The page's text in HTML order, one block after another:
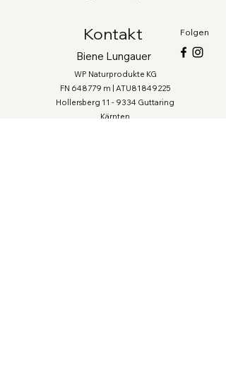
Kontakt Folgen
Biene Lungauer
WP Naturprodukte KG
FN 648779 m | ATU81849225
Hollersberg 11 - 9334 Guttaring
Kärnten